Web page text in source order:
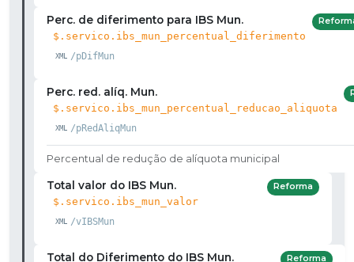
Perc. de diferimento para IBS Mun.
$.servico.ibs_mun_percentual_diferimento
/pDifMun
Perc. red. alíq. Mun.
$.servico.ibs_mun_percentual_reducao_aliquota
/pRedAliqMun
Percentual de redução de alíquota municipal
Total valor do IBS Mun.
$.servico.ibs_mun_valor
/vIBSMun
Reforma
Total do Diferimento do IBS Mun. Reforma